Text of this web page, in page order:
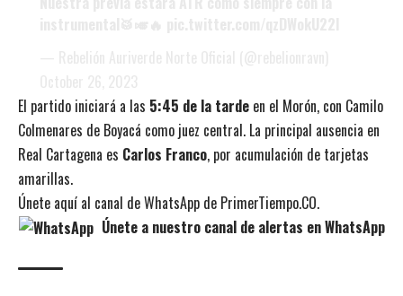
El partido iniciará a las 5:45 de la tarde en el Morón, con Camilo
Colmenares de Boyacá como juez central. La principal ausencia en
Real Cartagena es Carlos Franco, por acumulación de tarjetas
amarillas.
Únete aquí al canal de WhatsApp de PrimerTiempo.CO.
Únete a nuestro canal de alertas en WhatsApp